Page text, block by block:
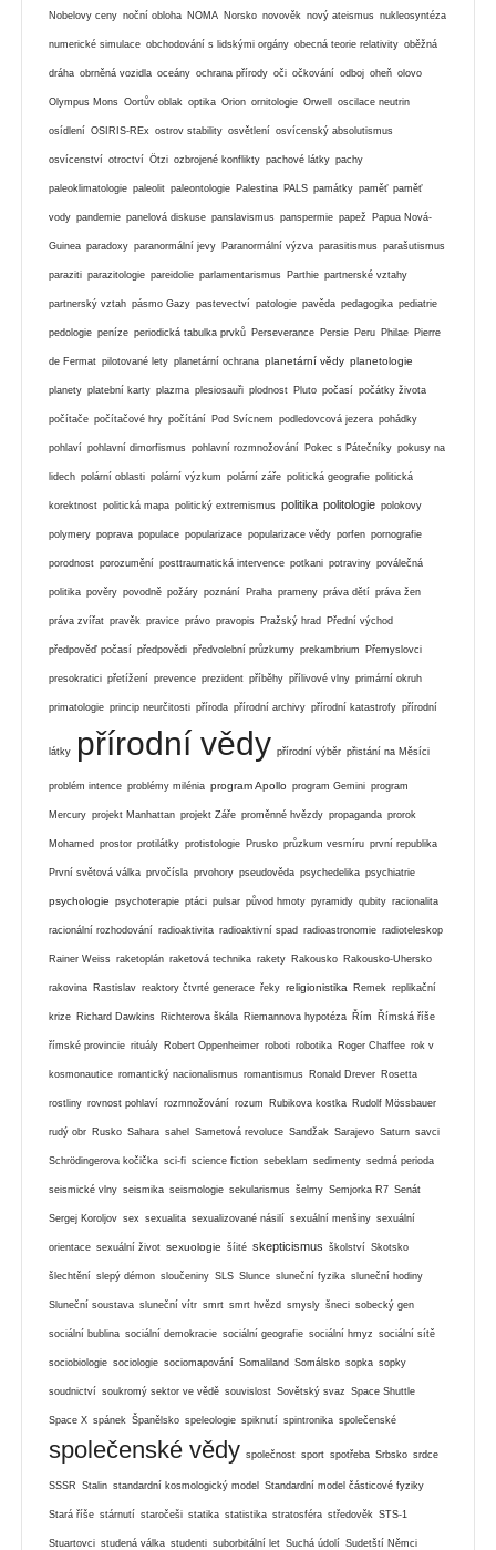
Nobelovy ceny noční obloha NOMA Norsko novověk nový ateismus nukleosyntéza
numerické simulace obchodování s lidskými orgány obecná teorie relativity oběžná
dráha obrněná vozidla oceány ochrana přírody oči očkování odboj oheň olovo
Olympus Mons Oortův oblak optika Orion ornitologie Orwell oscilace neutrin
osídlení OSIRIS-REx ostrov stability osvětlení osvícenský absolutismus
osvícenství otroctví Ötzi ozbrojené konflikty pachové látky pachy
paleoklimatologie paleolit paleontologie Palestina PALS památky paměť paměť
vody pandemie panelová diskuse panslavismus panspermie papež Papua Nová-
Guinea paradoxy paranormální jevy Paranormální výzva parasitismus parašutismus
paraziti parazitologie pareidolie parlamentarismus Parthie partnerské vztahy
partnerský vztah pásmo Gazy pastevectví patologie pavěda pedagogika pediatrie
pedologie peníze periodická tabulka prvků Perseverance Persie Peru Philae Pierre
de Fermat pilotované lety planetární ochrana planetární vědy planetologie
planety platební karty plazma plesiosauři plodnost Pluto počasí počátky života
počítače počítačové hry počítání Pod Svícnem podledovcová jezera pohádky
pohlaví pohlavní dimorfismus pohlavní rozmnožování Pokec s Pátečníky pokusy na
lidech polární oblasti polární výzkum polární záře politická geografie politická
korektnost politická mapa politický extremismus politika politologie polokovy
polymery poprava populace popularizace popularizace vědy porfen pornografie
porodnost porozumění posttraumatická intervence potkani potraviny poválečná
politika pověry povodně požáry poznání Praha prameny práva dětí práva žen
práva zvířat pravěk pravice právo pravopis Pražský hrad Přední východ
předpověď počasí předpovědi předvolební průzkumy prekambrium Přemyslovci
presokratici přetížení prevence prezident příběhy přílivové vlny primární okruh
primatologie princip neurčitosti příroda přírodní archivy přírodní katastrofy přírodní
látky přírodní vědy přírodní výběr přistání na Měsíci
problém intence problémy milénia program Apollo program Gemini program
Mercury projekt Manhattan projekt Záře proměnné hvězdy propaganda prorok
Mohamed prostor protilátky protistologie Prusko průzkum vesmíru první republika
První světová válka prvočísla prvohory pseudověda psychedelika psychiatrie
psychologie psychoterapie ptáci pulsar původ hmoty pyramidy qubity racionalita
racionální rozhodování radioaktivita radioaktivní spad radioastronomie radioteleskop
Rainer Weiss raketoplán raketová technika rakety Rakousko Rakousko-Uhersko
rakovina Rastislav reaktory čtvrté generace řeky religionistika Remek replikační
krize Richard Dawkins Richterova škála Riemannova hypotéza Řím Římská říše
římské provincie rituály Robert Oppenheimer roboti robotika Roger Chaffee rok v
kosmonautice romantický nacionalismus romantismus Ronald Drever Rosetta
rostliny rovnost pohlaví rozmnožování rozum Rubikova kostka Rudolf Mössbauer
rudý obr Rusko Sahara sahel Sametová revoluce Sandžak Sarajevo Saturn savci
Schrödingerova kočička sci-fi science fiction sebeklam sedimenty sedmá perioda
seismické vlny seismika seismologie sekularismus šelmy Semjorka R7 Senát
Sergej Koroljov sex sexualita sexualizované násilí sexuální menšiny sexuální
orientace sexuální život sexuologie šíité skepticismus školství Skotsko
šlechtění slepý démon sloučeniny SLS Slunce sluneční fyzika sluneční hodiny
Sluneční soustava sluneční vítr smrt smrt hvězd smysly šneci sobecký gen
sociální bublina sociální demokracie sociální geografie sociální hmyz sociální sítě
sociobiologie sociologie sociomapování Somaliland Somálsko sopka sopky
soudnictví soukromý sektor ve vědě souvislost Sovětský svaz Space Shuttle
Space X spánek Španělsko speleologie spiknutí spintronika společenské
společenské vědy společnost sport spotřeba Srbsko srdce
SSSR Stalin standardní kosmologický model Standardní model částicové fyziky
Stará říše stárnutí staročeši statika statistika stratosféra středověk STS-1
Stuartovci studená válka studenti suborbitální let Suchá údolí Sudetští Němci